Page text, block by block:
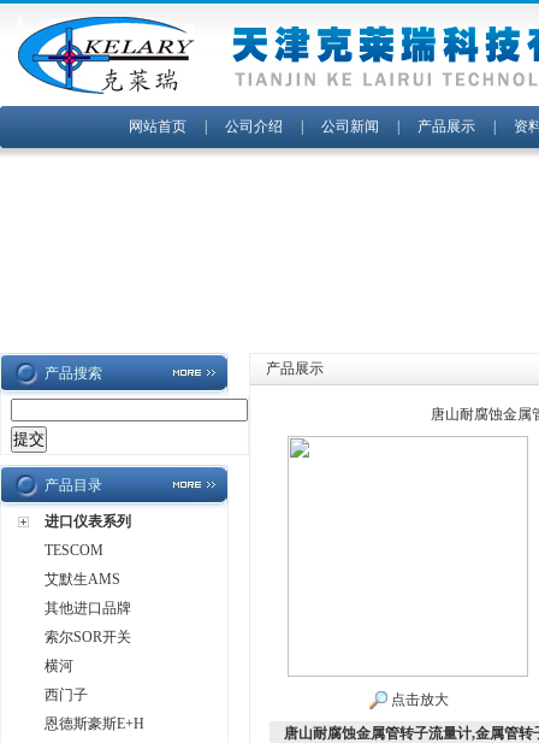
网站首页 公司介绍 公司新闻 产品展示 资
产品搜索
产品目录
进口仪表系列
TESCOM
艾默生AMS
其他进口品牌
索尔SOR开关
横河
西门子
恩德斯豪斯E+H
产品展示
唐山耐腐蚀金属
点击放大
唐山耐腐蚀金属管转子流量计,金属管转